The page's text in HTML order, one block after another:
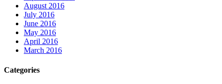
August 2016
July 2016
June 2016
May 2016
April 2016
March 2016
Categories